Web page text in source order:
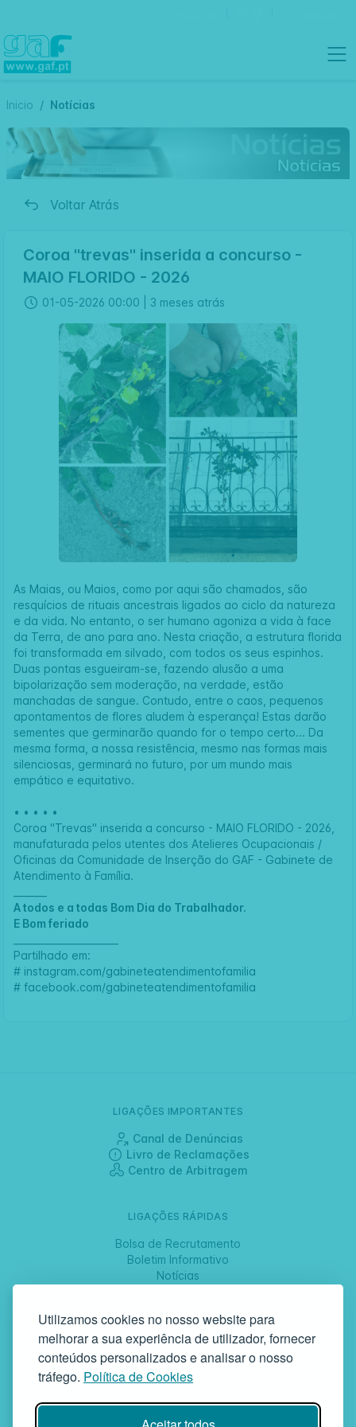
Utilizamos cookies no nosso website para
melhorar a sua experiência de utilizador, fornecer
conteúdos personalizados e analisar o nosso
tráfego. Política de Cookies
Inicio Notícias
Voltar Atrás
Coroa "trevas" inserida a concurso -
MAIO FLORIDO - 2026
01-05-2026 00:00 | 3 meses atrás
As Maias, ou Maios, como por aqui são chamados, são
resquícios de rituais ancestrais ligados ao ciclo da natureza
e da vida. No entanto, o ser humano agoniza a vida à face
da Terra, de ano para ano. Nesta criação, a estrutura florida
foi transformada em silvado, com todos os seus espinhos.
Duas pontas esgueiram-se, fazendo alusão a uma
bipolarização sem moderação, na verdade, estão
manchadas de sangue. Contudo, entre o caos, pequenos
apontamentos de flores aludem à esperança! Estas darão
sementes que germinarão quando for o tempo certo... Da
mesma forma, a nossa resistência, mesmo nas formas mais
silenciosas, germinará no futuro, por um mundo mais
empático e equitativo.
• • • • •
Coroa "Trevas" inserida a concurso - MAIO FLORIDO - 2026,
manufaturada pelos utentes dos Atelieres Ocupacionais /
Oficinas da Comunidade de Inserção do GAF - Gabinete de
Atendimento à Família.
A todos e a todas Bom Dia do Trabalhador.
E Bom feriado
Partilhado em:
# instagram.com/gabineteatendimentofamilia
# facebook.com/gabineteatendimentofamilia
LIGAÇÕES IMPORTANTES
Canal de Denúncias
Livro de Reclamações
Centro de Arbitragem
LIGAÇÕES RÁPIDAS
Bolsa de Recrutamento
Boletim Informativo
Notícias
SIGA-NOS
GAF | Gabinete de Atendimento à Família
Rua da Bandeira, 342 | 4900-561 Viana do Castelo | tel +351 258